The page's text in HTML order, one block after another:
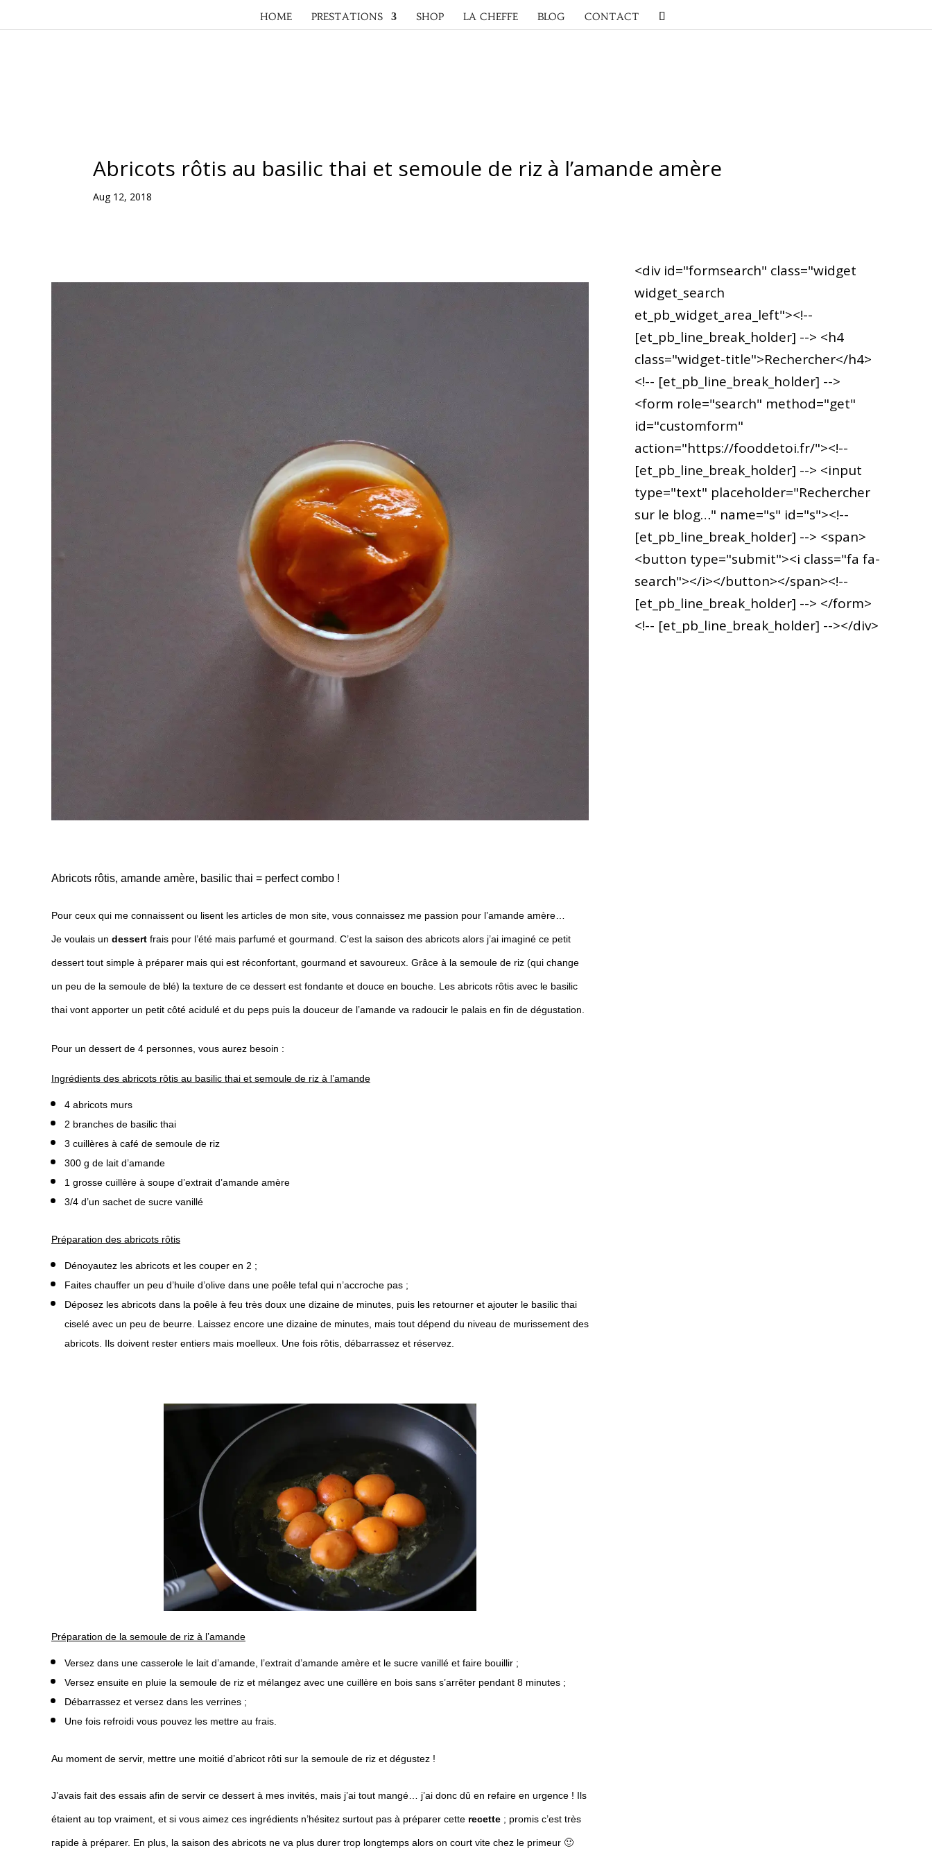
HOME PRESTATIONS SHOP LA CHEFFE BLOG CONTACT
Abricots rôtis au basilic thai et semoule de riz à l’amande amère
Aug 12, 2018
Abricots rôtis, amande amère, basilic thai = perfect combo !
Pour ceux qui me connaissent ou lisent les articles de mon site, vous connaissez me passion pour l’amande amère…
Je voulais un dessertfrais pour l’été mais parfumé et gourmand. C’est la saison des abricots alors j’ai imaginé ce petit
dessert tout simple à préparer mais qui est réconfortant, gourmand et savoureux. Grâce à la semoule de riz (qui change
un peu de la semoule de blé) la texture de ce dessert est fondante et douce en bouche. Les abricots rôtis avec le basilic
thai vont apporter un petit côté acidulé et du peps puis la douceur de l’amande va radoucir le palais en fin de dégustation.
Pour un dessert de 4 personnes, vous aurez besoin :
Ingrédients des abricots rôtis au basilic thai et semoule de riz à l’amande
4 abricots murs
2 branches de basilic thai
3 cuillères à café de semoule de riz
300 g de lait d’amande
1 grosse cuillère à soupe d’extrait d’amande amère
3/4 d’un sachet de sucre vanillé
Préparation des abricots rôtis
Dénoyautez les abricots et les couper en 2 ;
Faites chauffer un peu d’huile d’olive dans une poêle tefal qui n’accroche pas ;
Déposez les abricots dans la poêle à feu très doux une dizaine de minutes, puis les retourner et ajouter le basilic thai
ciselé avec un peu de beurre. Laissez encore une dizaine de minutes, mais tout dépend du niveau de murissement des
abricots. Ils doivent rester entiers mais moelleux. Une fois rôtis, débarrassez et réservez.
Préparation de la semoule de riz à l’amande
Versez dans une casserole le lait d’amande, l’extrait d’amande amère et le sucre vanillé et faire bouillir ;
Versez ensuite en pluie la semoule de riz et mélangez avec une cuillère en bois sans s’arrêter pendant 8 minutes ;
Débarrassez et versez dans les verrines ;
Une fois refroidi vous pouvez les mettre au frais.
Au moment de servir, mettre une moitié d’abricot rôti sur la semoule de riz et dégustez !
J’avais fait des essais afin de servir ce dessert à mes invités, mais j’ai tout mangé… j’ai donc dû en refaire en urgence ! Ils
étaient au top vraiment, et si vous aimez ces ingrédients n’hésitez surtout pas à préparer cette recette; promis c’est très
rapide à préparer. En plus, la saison des abricots ne va plus durer trop longtemps alors on court vite chez le primeur 🙂
<div id="formsearch" class="widget
widget_search
et_pb_widget_area_left"><!--
[et_pb_line_break_holder] --> <h4
class="widget-title">Rechercher</h4>
<!-- [et_pb_line_break_holder] -->
<form role="search" method="get"
id="customform"
action="https://fooddetoi.fr/"><!--
[et_pb_line_break_holder] --> <input
type="text" placeholder="Rechercher
sur le blog…" name="s" id="s"><!--
[et_pb_line_break_holder] --> <span>
<button type="submit"><i class="fa fa-
search"></i></button></span><!--
[et_pb_line_break_holder] --> </form>
<!-- [et_pb_line_break_holder] --></div>